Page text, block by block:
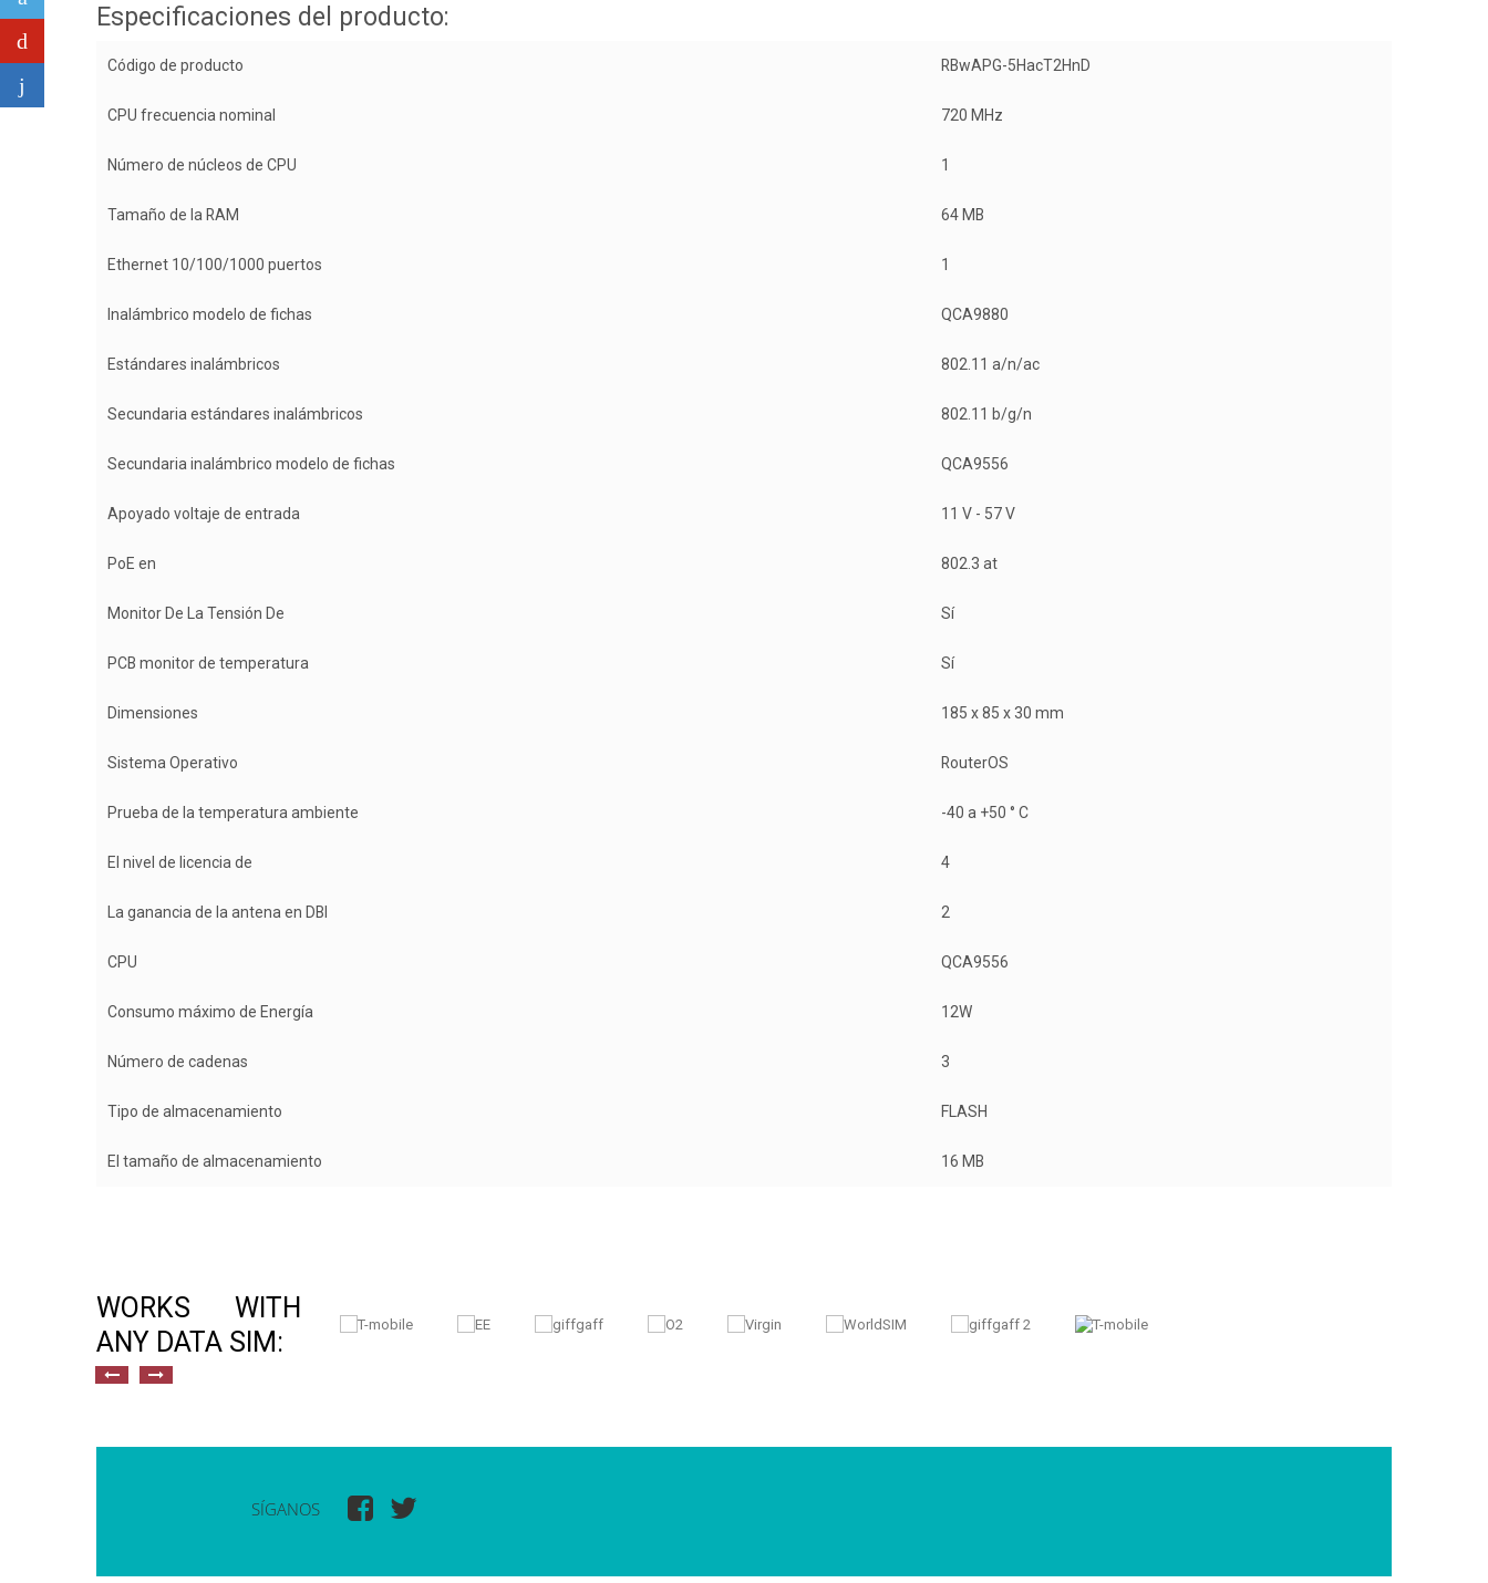
Especificaciones del producto:
Código de producto RBwAPG-5HacT2HnD
CPU frecuencia nominal 720 MHz
Número de núcleos de CPU 1
Tamaño de la RAM 64 MB
Ethernet 10/100/1000 puertos 1
Inalámbrico modelo de fichas QCA9880
Estándares inalámbricos 802.11 a/n/ac
Secundaria estándares inalámbricos 802.11 b/g/n
Secundaria inalámbrico modelo de fichas QCA9556
Apoyado voltaje de entrada 11 V - 57 V
PoE en 802.3 at
Monitor De La Tensión De Sí
PCB monitor de temperatura Sí
Dimensiones 185 x 85 x 30 mm
Sistema Operativo RouterOS
Prueba de la temperatura ambiente -40 a +50 ° C
El nivel de licencia de 4
La ganancia de la antena en DBI 2
CPU QCA9556
Consumo máximo de Energía 12W
Número de cadenas 3
Tipo de almacenamiento FLASH
El tamaño de almacenamiento 16 MB
WORKS WITH
ANY DATA SIM:
SÍGANOS